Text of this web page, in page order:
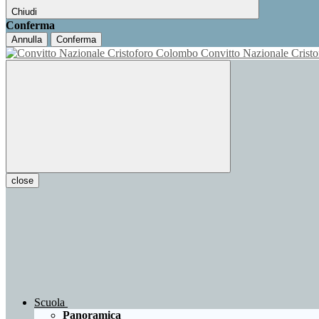
Chiudi
Conferma
Annulla Conferma
Convitto Nazionale
close
Scuola
Panoramica